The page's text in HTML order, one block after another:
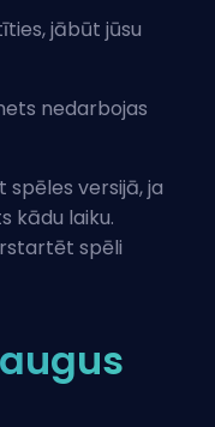
jābūt jūsu
nedarbojas
spēles versijā, ja
kādu laiku.
spēli